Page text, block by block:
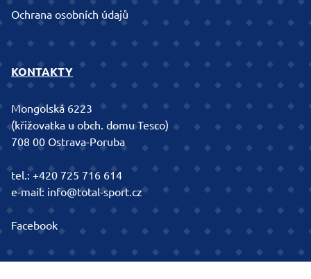
Ochrana osobních údajů
KONTAKTY
Mongolská 6223
(křižovatka u obch. domu Tesco)
708 00 Ostrava-Poruba
tel.:+420 725 716 614
e-mail: info@total-sport.cz
Facebook